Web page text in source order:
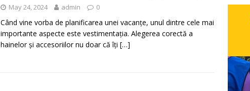
May 24, 2024 admin 0
Când vine vorba de planificarea unei vacanțe, unul dintre cele mai
importante aspecte este vestimentația. Alegerea corectă a
hainelor și accesoriilor nu doar că îți […]